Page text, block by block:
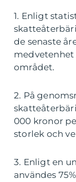
1. Enligt
de senaste
området.
2. På
000 kronor
storlek och
3. Enligt en
användes